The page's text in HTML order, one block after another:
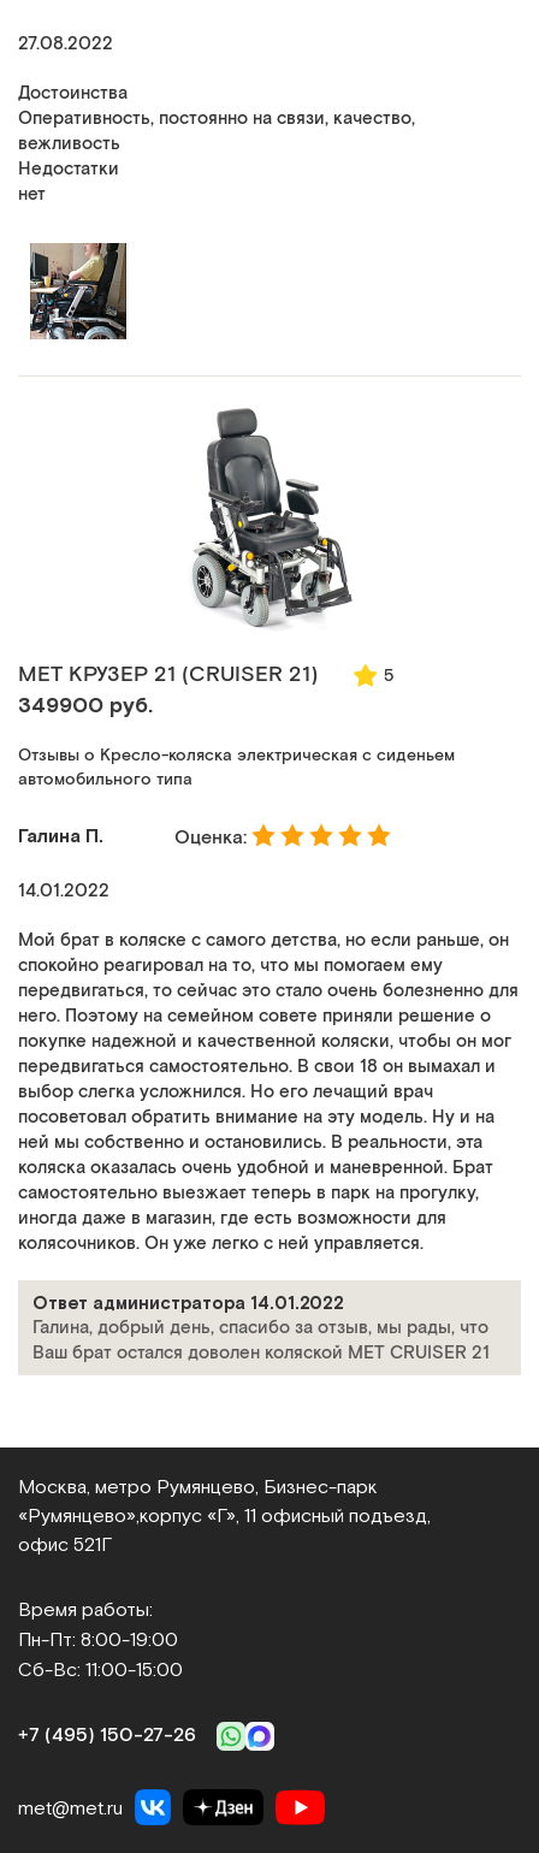
27.08.2022
Достоинства
Оперативность, постоянно на связи, качество,
вежливость
Недостатки
нет
MET КРУЗЕР 21 (CRUISER 21) 5
349900 руб.
Отзывы о Кресло-коляска электрическая с сиденьем
автомобильного типа
Галина П. Оценка:
14.01.2022
Мой брат в коляске с самого детства, но если раньше, он
спокойно реагировал на то, что мы помогаем ему
передвигаться, то сейчас это стало очень болезненно для
него. Поэтому на семейном совете приняли решение о
покупке надежной и качественной коляски, чтобы он мог
передвигаться самостоятельно. В свои 18 он вымахал и
выбор слегка усложнился. Но его лечащий врач
посоветовал обратить внимание на эту модель. Ну и на
ней мы собственно и остановились. В реальности, эта
коляска оказалась очень удобной и маневренной. Брат
самостоятельно выезжает теперь в парк на прогулку,
иногда даже в магазин, где есть возможности для
колясочников. Он уже легко с ней управляется.
Ответ администратора 14.01.2022
Галина, добрый день, спасибо за отзыв, мы рады, что
Ваш брат остался доволен коляской MET CRUISER 21
Москва, метро Румянцево, Бизнес‑парк
«Румянцево», корпус «Г», 11 офисный подъезд,
офис 521Г
Время работы:
Пн-Пт: 8:00-19:00
Сб-Вс: 11:00-15:00
+7 (495) 150‑27‑26
met@met.ru